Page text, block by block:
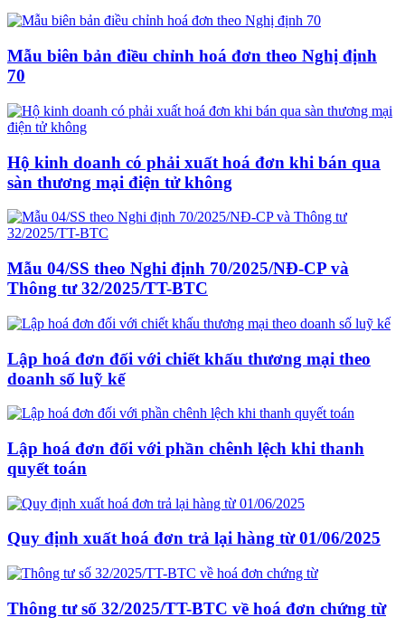
Mẫu biên bản điều chỉnh hoá đơn theo Nghị định
70
Hộ kinh doanh có phải xuất hoá đơn khi bán qua
sàn thương mại điện tử không
Mẫu 04/SS theo Nghi định 70/2025/NĐ-CP và
Thông tư 32/2025/TT-BTC
Lập hoá đơn đối với chiết khấu thương mại theo
doanh số luỹ kế
Lập hoá đơn đối với phần chênh lệch khi thanh
quyết toán
Quy định xuất hoá đơn trả lại hàng từ 01/06/2025
Thông tư số 32/2025/TT-BTC về hoá đơn chứng từ